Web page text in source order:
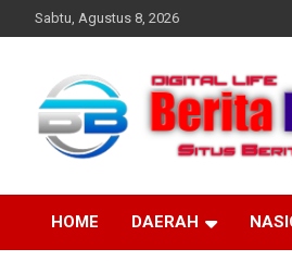
to
Sabtu, Agustus 8, 2026
HOME DAERAH